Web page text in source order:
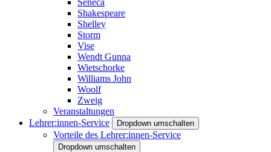
Shakespeare
Shelley
Storm
Vise
Wendt Gunna
Wietschorke
Williams John
Woolf
Zweig
Veranstaltungen
Lehrer:innen-Service
Dropdown umschalten
Vorteile des Lehrer:innen-Service
Dropdown umschalten